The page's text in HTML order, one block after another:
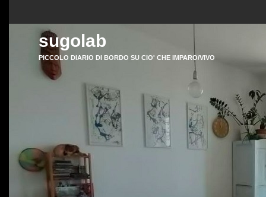
sugolab
PICCOLO DIARIO DI BORDO SU CIO' CHE IMPARO/VIVO